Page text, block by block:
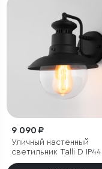
9 090 ₽
Уличный настенный
светильник Talli D IP44